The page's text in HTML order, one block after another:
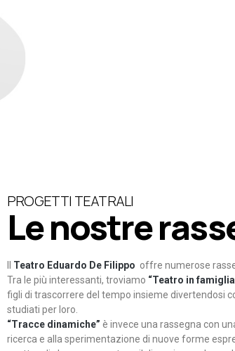
PROGETTI TEATRALI
Le nostre
Teatro Eduardo De Filippo offre numerose
Tra le più interessanti, troviamo “Teatro in
figli di trascorrere del tempo insieme divertendosi
studiati per loro.
“Tracce dinamiche” è invece una rassegna con
ricerca e alla sperimentazione di nuove forme